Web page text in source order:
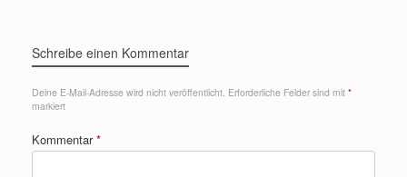
Schreibe einen Kommentar
Deine E-Mail-Adresse wird nicht veröffentlicht. Erforderliche Felder sind mit *
markiert
Kommentar*